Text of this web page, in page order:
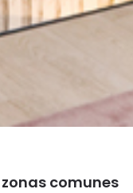
comunes